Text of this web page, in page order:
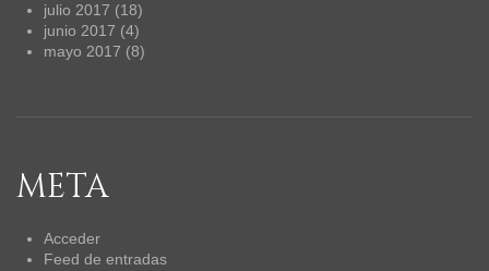
julio 2017 (18)
junio 2017 (4)
mayo 2017 (8)
META
Acceder
Feed de entradas